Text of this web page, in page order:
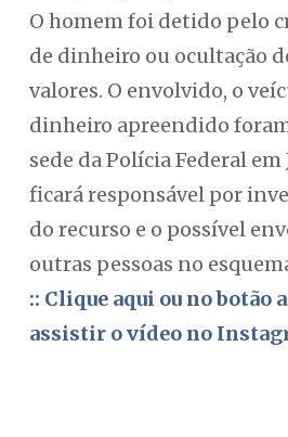
O homem foi detido pelo
de dinheiro ou ocultação
valores. O envolvido, o
dinheiro apreendido
sede da Polícia Federal
ficará responsável por
do recurso e o possível
outras pessoas no
:: Clique aqui ou no botão
assistir o vídeo no